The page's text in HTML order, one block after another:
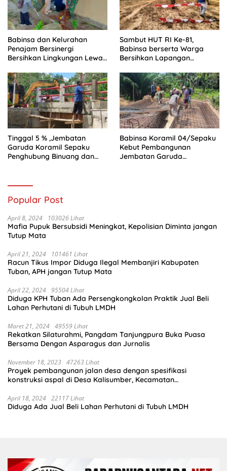
Babinsa dan Kelurahan
Penajam Bersinergi
Bersihkan Lingkungan Lewat
Sambut HUT RI Ke-81,
Babinsa berserta Warga
Bersihkan Lapangan
Tinggal 5 % ,Jembatan
Garuda Koramil Sepaku
Penghubung Binuang dan
Babinsa Koramil 04/Sepaku
Kebut Pembangunan
Jembatan Garuda
Popular Post
April 8, 2024 103026 Lihat
Mafia Pupuk Bersubsidi Meningkat, Kepolisian Diminta jangan
Tutup Mata
April 21, 2024 101461 Lihat
Racun Tikus Impor Diduga Ilegal Membanjiri Kabupaten
Tuban, APH jangan Tutup Mata
April 22, 2024 95504 Lihat
Diduga KPH Tuban Ada Persengkongkolan Praktik Jual Beli
Lahan Perhutani di Tubuh LMDH
Maret 21, 2024 49559 Lihat
Rekatkan Silaturahmi, Pangdam Tanjungpura Buka Puasa
Bersama Dengan Asparagus dan Jurnalis
November 18, 2023 47263 Lihat
Proyek pembangunan jalan desa dengan spesifikasi
konstruksi aspal di Desa Kalisumber, Kecamatan
sudah selesai di tahun 2023
April 18, 2024 22117 Lihat
Diduga Ada Jual Beli Lahan Perhutani di Tubuh LMDH